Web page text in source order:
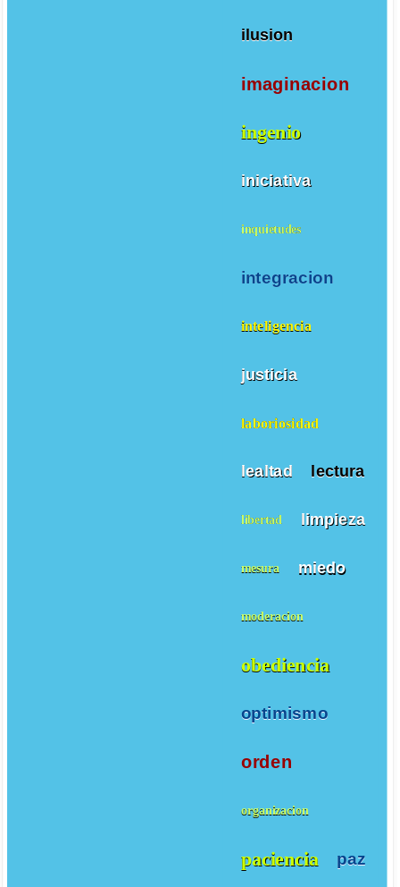
ilusion
imaginacion
ingenio
iniciativa
inquietudes
integracion
inteligencia
justicia
laboriosidad
lealtad lectura
libertad limpieza
mesura miedo
moderacion
obediencia
optimismo
orden
organizacion
paciencia paz